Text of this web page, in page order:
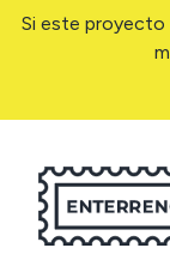
Si este proyecto